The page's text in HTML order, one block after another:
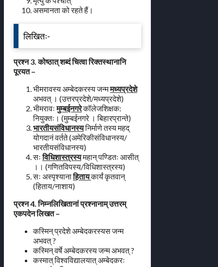
असमानता को रहते हैं।
लिखितः-
प्रश्न 3. कोष्ठात् शब्दं चित्वा रिक्तस्थानानि
पूरयत –
भीमरावस्य अम्बेदकरस्य जन्ममध्यप्रदेशे
अभवत् । (उत्तरप्रदेशे/मध्यप्रदेशे)
भीमरावःमुम्बईनगरेकॉलेजशिक्षक:
नियुक्तः। (मुम्बईनगरे । बिहारप्रान्ते)
भारतीयसंविधानस्यनिर्माणे तस्य महद्
योगदानं वर्तते (अमेरिकीसंविधानस्य/
भारतीयसंविधानस्य)
सःविधिशास्त्रस्यमहान् पण्डितः आसीत्
।। (गणितविपस्य/विधिशास्त्रस्य)
सः अस्पृश्यानाहितायकार्यं कृतवान्
(हिताय/नाशाय)
प्रश्न 4. निम्नलिखितानां प्रश्नानाम् उत्तरम्
एकपदेन लिखत –
कस्मिन् प्रदेशे अम्बेदकरस्यस जन्म
अभवत् ?
कस्मिन् वर्षे अम्बेदकरस्य जन्म अभवत् ?
कस्मात् विश्वविद्यालयात् अम्बेदकरः